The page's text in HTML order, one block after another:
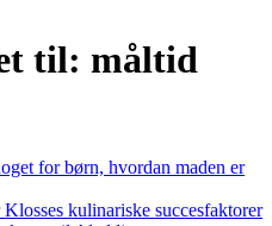
til: måltid
for børn, hvordan maden er
kulinariske succesfaktorer